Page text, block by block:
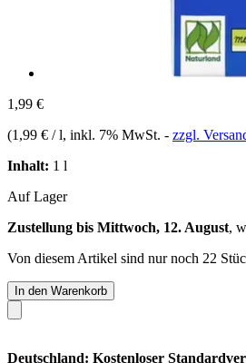
1,99 €
(1,99 € / l, inkl. 7% MwSt. - zzgl.
Inhalt: 1 l
Auf Lager
Zustellung bis Mittwoch, 12. August,
Von diesem Artikel sind nur noch 22
In den Warenkorb
Deutschland: Kostenloser